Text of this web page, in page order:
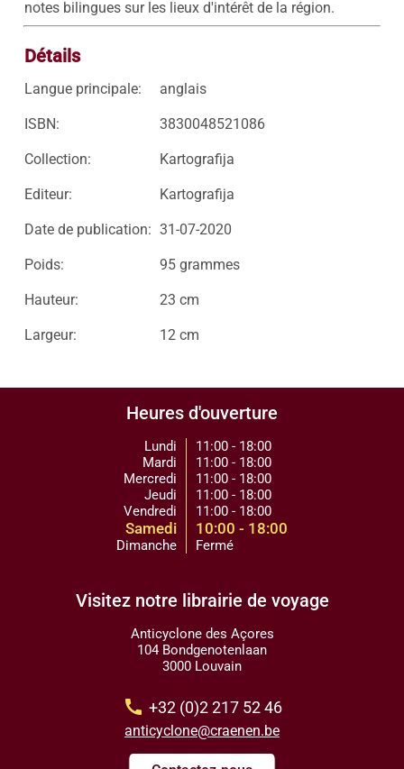
Détails
Langue principale: anglais
ISBN: 3830048521086
Collection: Kartografija
Editeur: Kartografija
Date de publication: 31-07-2020
Poids: 95 grammes
Hauteur: 23 cm
Largeur: 12 cm
Heures d'ouverture
Lundi
Mardi
Mercredi
Jeudi
Vendredi
Samedi
Dimanche
11:00 - 18:00
11:00 - 18:00
11:00 - 18:00
11:00 - 18:00
11:00 - 18:00
10:00 - 18:00
Fermé
Visitez notre librairie de voyage
Anticyclone des Açores
104 Bondgenotenlaan
3000 Louvain
call +32 (0)2 217 52 46
anticyclone@craenen.be